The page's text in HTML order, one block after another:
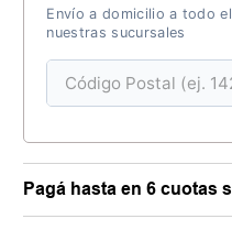
Envío a domicilio a todo
nuestras sucursales
Pagá hasta en 6 cuotas